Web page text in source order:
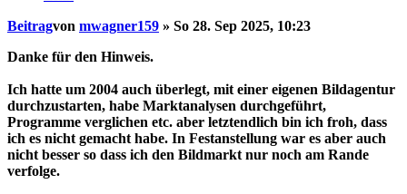
Beitragvon mwagner159 » So 28. Sep 2025, 10:23
Danke für den Hinweis.
Ich hatte um 2004 auch überlegt, mit einer eigenen Bildagentur
durchzustarten, habe Marktanalysen durchgeführt,
Programme verglichen etc. aber letztendlich bin ich froh, dass
ich es nicht gemacht habe. In Festanstellung war es aber auch
nicht besser so dass ich den Bildmarkt nur noch am Rande
verfolge.